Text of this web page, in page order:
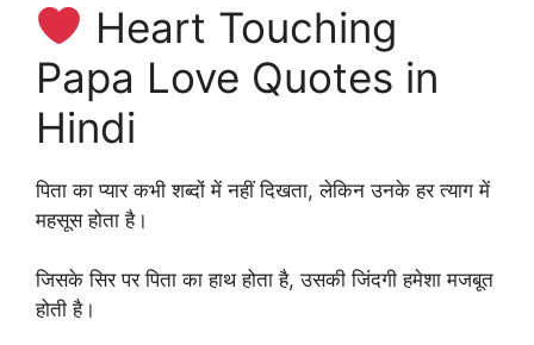
Heart Touching
Papa Love Quotes in
Hindi
पिता का प्यार कभी शब्दों में नहीं दिखता, लेकिन उनके हर त्याग में
महसूस होता है।
जिसके सिर पर पिता का हाथ होता है, उसकी जिंदगी हमेशा मजबूत
होती है।